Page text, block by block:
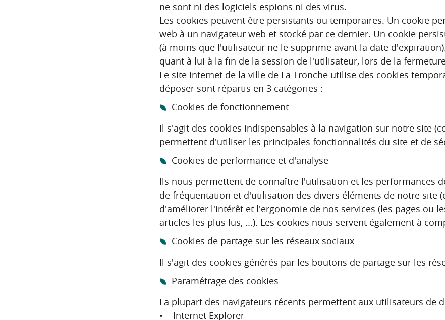
ne sont ni des logiciels espions ni des virus.
Les cookies peuvent être persistants ou temporaires. Un cookie
web à un navigateur web et stocké par ce dernier. Un cookie
(à moins que l'utilisateur ne le supprime avant la date
quant à lui à la fin de la session de l'utilisateur, lors de la
Le site internet de la ville de La Tronche utilise des cookies
déposer sont répartis en 3 catégories :
Cookies de fonctionnement
Il s'agit des cookies indispensables à la navigation sur notre site
permettent d'utiliser les principales fonctionnalités du site et de
Cookies de performance et d'analyse
Ils nous permettent de connaître l'utilisation et les performances
de fréquentation et d'utilisation des divers éléments de notre site
d'améliorer l'intérêt et l'ergonomie de nos services (les pages ou
articles les plus lus, ...). Les cookies nous servent également à
Cookies de partage sur les réseaux sociaux
Il s'agit des cookies générés par les boutons de partage sur les
Paramétrage des cookies
La plupart des navigateurs récents permettent aux utilisateurs de
• Internet Explorer